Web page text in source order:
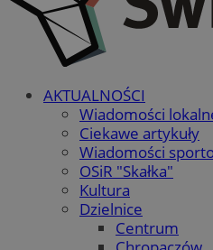
AKTUALNOŚCI
Wiadomości
Ciekawe artykuły
Wiadomości
OSiR "Skałka"
Kultura
Dzielnice
Centrum